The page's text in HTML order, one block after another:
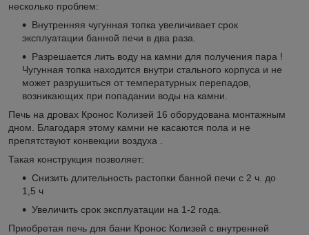
несколько проблем:
Внутренняя чугунная топка увеличивает срок
эксплуатации банной печи в два раза.
Разрешается лить воду на камни для получения пара !
Чугунная топка находится внутри стального корпуса и не
может разрушиться от температурных перепадов,
возникающих при попадании воды на камни.
Печь на дровах Кронос Колизей 16 оборудована монтажным
дном. Благодаря этому камни не касаются пола и не
препятствуют конвекции воздуха .
Такая конструкция позволяет:
Снизить длительность растопки банной печи с 2 ч. до
1,5 ч
Увеличить срок эксплуатации на 1-2 года.
Приобретая печь для бани Кронос Колизей с внутренней